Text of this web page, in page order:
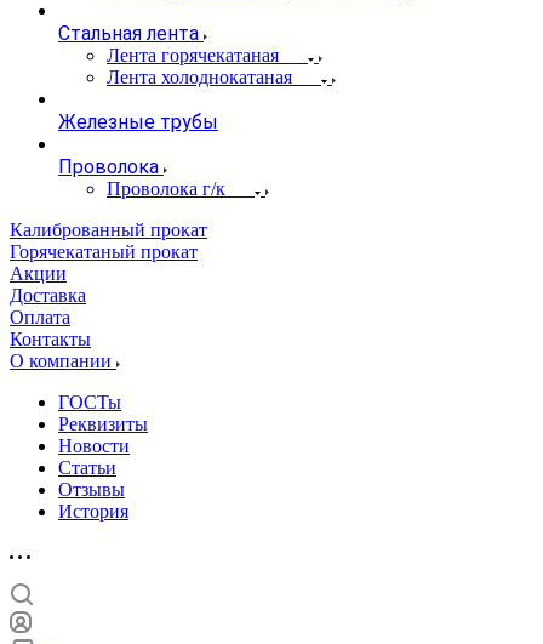
Стальная лента
Лента горячекатаная
Лента холоднокатаная
Железные трубы
Проволока
Проволока г/к
Калиброванный прокат
Горячекатаный прокат
Акции
Доставка
Оплата
Контакты
О компании
ГОСТы
Реквизиты
Новости
Статьи
Отзывы
История